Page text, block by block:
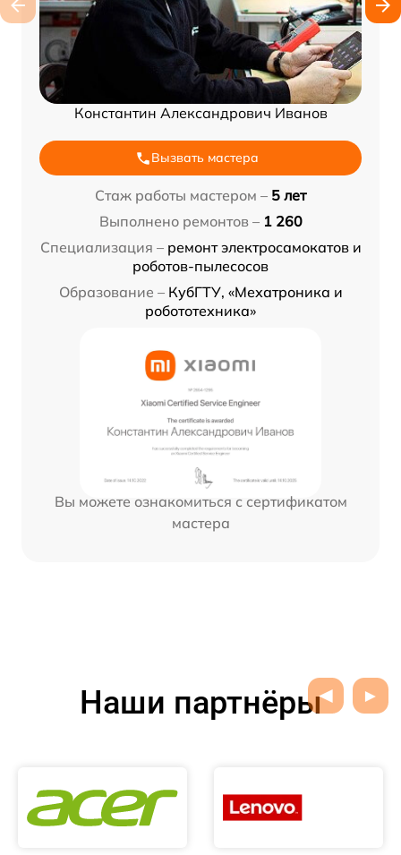
Константин Александрович Иванов
Вызвать мастера
Стаж работы мастером – 5 лет
Выполнено ремонтов – 1 260
Специализация – ремонт электросамокатов и
роботов-пылесосов
Образование – КубГТУ, «Мехатроника и
робототехника»
Вы можете ознакомиться с сертификатом
мастера
Наши партнёры